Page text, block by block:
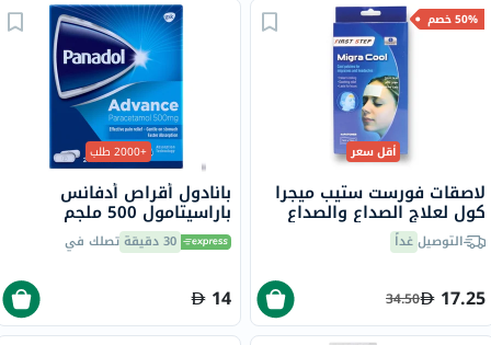
50% خصم
أقل سعر
لاصقات فورست ستيب ميجرا
كول لعلاج الصداع والصداع
النصفي، 4 لاصقات
التوصيلغداً
17.25
34.50
+2000 طلب
بانادول أقراص أدفانس
باراسيتامول 500 ملجم
قرص 30 دقيقة تصلك في
14